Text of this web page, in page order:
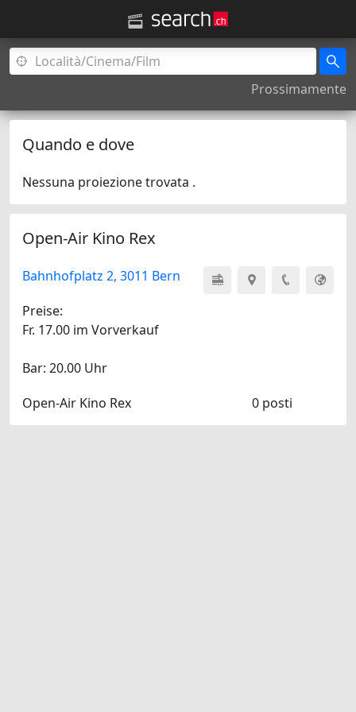
Prossimamente
Quando e dove
Nessuna proiezione trovata .
Open-Air Kino Rex
Bahnhofplatz 2, 3011 Bern
Preise:
Fr. 17.00 im Vorverkauf
Bar: 20.00 Uhr
Open-Air Kino Rex
0 posti